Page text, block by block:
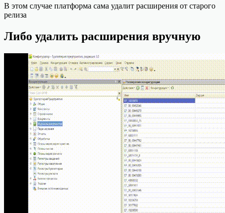
В этом случае платформа сама удалит расширения от старого
релиза
Либо удалить расширения вручную